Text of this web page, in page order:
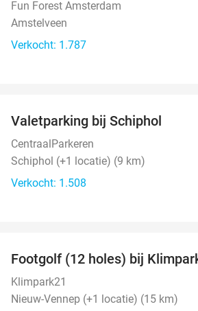
Fun Forest Amsterdam
Amstelveen
Verkocht: 1.787
Valetparking bij Schiphol
CentraalParkeren
Schiphol (+1 locatie) (9 km)
Verkocht: 1.508
NEW
TODAY
Footgolf (12 holes) bij
Klimpark21
Nieuw-Vennep (+1 locatie) (15 km)